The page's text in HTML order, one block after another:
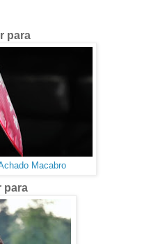
para
Macabro
para